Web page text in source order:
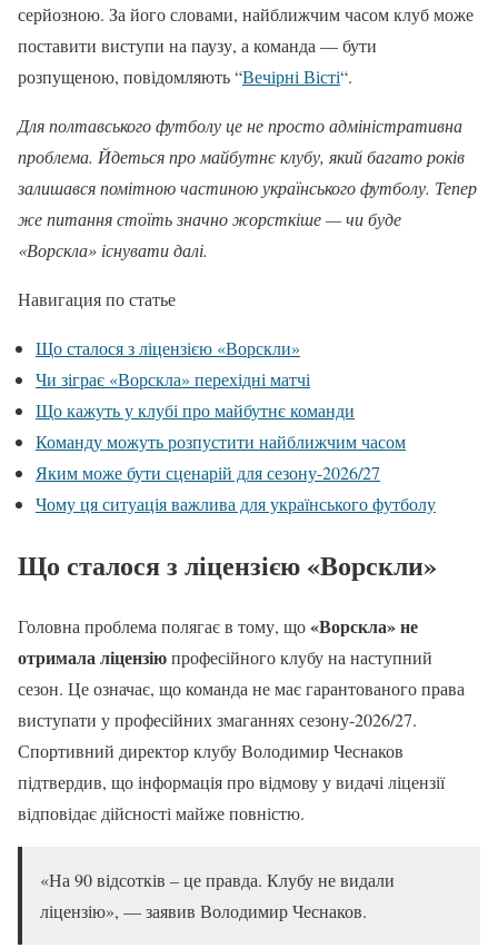
серйозною. За його словами, найближчим часом клуб може
поставити виступи на паузу, а команда — бути
розпущеною, повідомляють “Вечірні Вісті“.
Для полтавського футболу це не просто адміністративна
проблема. Йдеться про майбутнє клубу, який багато років
залишався помітною частиною українського футболу. Тепер
же питання стоїть значно жорсткіше — чи буде
«Ворскла» існувати далі.
Навигация по статье
Що сталося з ліцензією «Ворскли»
Чи зіграє «Ворскла» перехідні матчі
Що кажуть у клубі про майбутнє команди
Команду можуть розпустити найближчим часом
Яким може бути сценарій для сезону-2026/27
Чому ця ситуація важлива для українського футболу
Що сталося з ліцензією «Ворскли»
Головна проблема полягає в тому, що«Ворскла» не
отримала ліцензіюпрофесійного клубу на наступний
сезон. Це означає, що команда не має гарантованого права
виступати у професійних змаганнях сезону-2026/27.
Спортивний директор клубу Володимир Чеснаков
підтвердив, що інформація про відмову у видачі ліцензії
відповідає дійсності майже повністю.
«На 90 відсотків – це правда. Клубу не видали
ліцензію», — заявив Володимир Чеснаков.